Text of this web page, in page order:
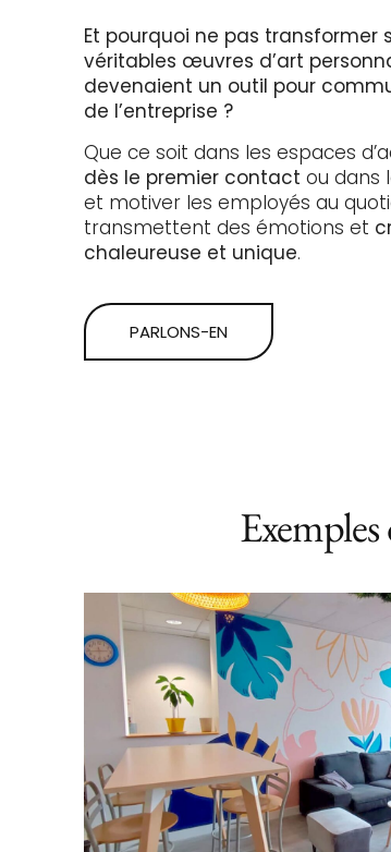
Et pourquoi ne pas transformer
véritables œuvres d’art
devenaient un outil pour
de l’entreprise ?
Que ce soit dans les espaces
dès le premier contact ou dans
et motiver les employés au
transmettent des émotions et
chaleureuse et unique.
PARLONS-EN
Exemples